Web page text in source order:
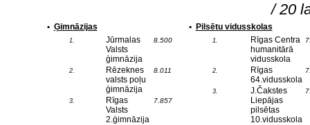
/ 20
• Ģimnāzijas
1.
Jūrmalas
Valsts
ģimnāzija
8.500
2.
Rēzeknes
valsts poļu
ģimnāzija
8.011
3.
Rīgas
Valsts
2.ģimnāzija
7.857
• Pilsētu vidusskolas
1.
Rīgas Centra
humanitārā
vidusskola
2.
Rīgas
64.vidusskola
3.
J.Čakstes
Liepājas
pilsētas
10.vidusskola